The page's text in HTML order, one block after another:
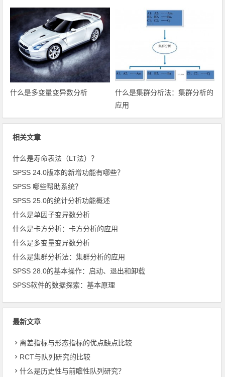
什么是多变量变异数分析
什么是集群分析法：集群分析的
应用
相关文章
什么是寿命表法（LT法）？
SPSS 24.0版本的新增功能有哪些？
SPSS 哪些帮助系统？
SPSS 25.0的统计分析功能概述
什么是单因子变异数分析
什么是卡方分析：卡方分析的应用
什么是多变量变异数分析
什么是集群分析法：集群分析的应用
SPSS 28.0的基本操作：启动、退出和卸载
SPSS软件的数据探索：基本原理
最新文章
离差指标与形态指标的优点缺点比较
RCT与队列研究的比较
什么是历史性与前瞻性队列研究？